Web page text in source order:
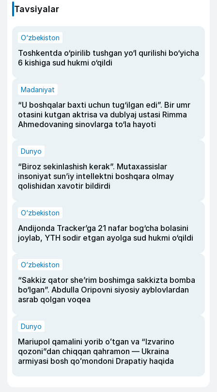
Tavsiyalar
O‘zbekiston
Toshkentda o‘pirilib tushgan yo‘l qurilishi bo‘yicha
6 kishiga sud hukmi o‘qildi
Madaniyat
“U boshqalar baxti uchun tug‘ilgan edi”. Bir umr
otasini kutgan aktrisa va dublyaj ustasi Rimma
Ahmedovaning sinovlarga to‘la hayoti
Dunyo
“Biroz sekinlashish kerak”. Mutaxassislar
insoniyat sun’iy intellektni boshqara olmay
qolishidan xavotir bildirdi
O‘zbekiston
Andijonda Tracker’ga 21 nafar bog‘cha bolasini
joylab, YTH sodir etgan ayolga sud hukmi o‘qildi
O‘zbekiston
“Sakkiz qator she’rim boshimga sakkizta bomba
bo‘lgan”. Abdulla Oripovni siyosiy ayblovlardan
asrab qolgan voqea
Dunyo
Mariupol qamalini yorib oʻtgan va “Izvarino
qozoni”dan chiqqan qahramon — Ukraina
armiyasi bosh qoʻmondoni Drapatiy haqida